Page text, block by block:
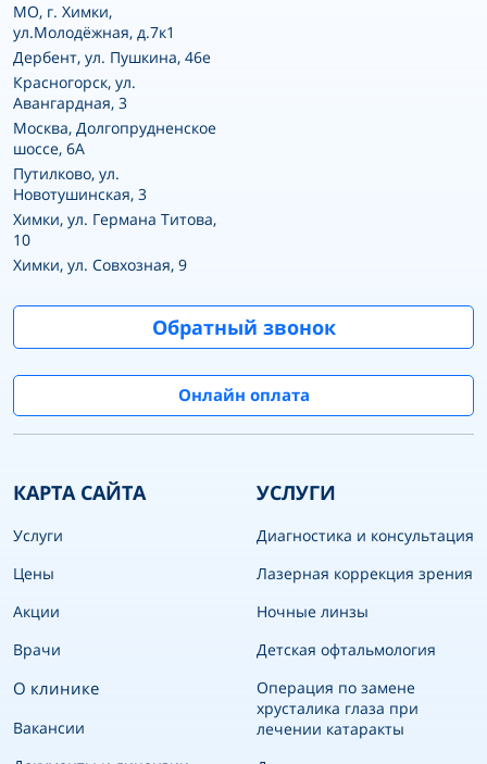
КАРТА САЙТА
Услуги
Цены
Акции
Врачи
О клинике
Вакансии
УСЛУГИ
Диагностика и консультация
Лазерная коррекция зрения
Ночные линзы
Детская офтальмология
Операция по замене
хрусталика глаза при
лечении катаракты
MO, г. Химки,
ул.Молодёжная, д.7к1
Дербент, ул. Пушкина, 46е
Красногорск, ул.
Авангардная, 3
Москва, Долгопрудненское
шоссе, 6А
Путилково, ул.
Новотушинская, 3
Химки, ул. Германа Титова,
10
Химки, ул. Совхозная, 9
Обратный звонок
Онлайн оплата